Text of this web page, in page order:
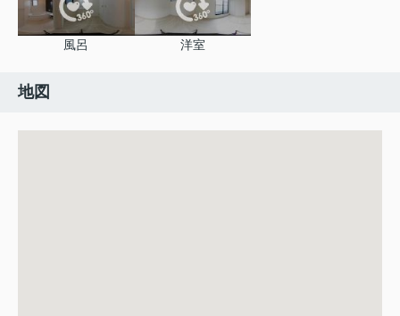
風呂 洋室
地図